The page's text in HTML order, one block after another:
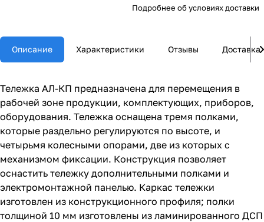
Подробнее обусловиях доставки
Описание Характеристики Отзывы Доставка
Тележка АЛ-КП предназначена для перемещения в
рабочей зоне продукции, комплектующих, приборов,
оборудования. Тележка оснащена тремя полками,
которые раздельно регулируются по высоте, и
четырьмя колесными опорами, две из которых с
механизмом фиксации. Конструкция позволяет
оснастить тележку дополнительными полками и
электромонтажной панелью. Каркас тележки
изготовлен из конструкционного профиля; полки
толщиной 10 мм изготовлены из ламинированного ДСП